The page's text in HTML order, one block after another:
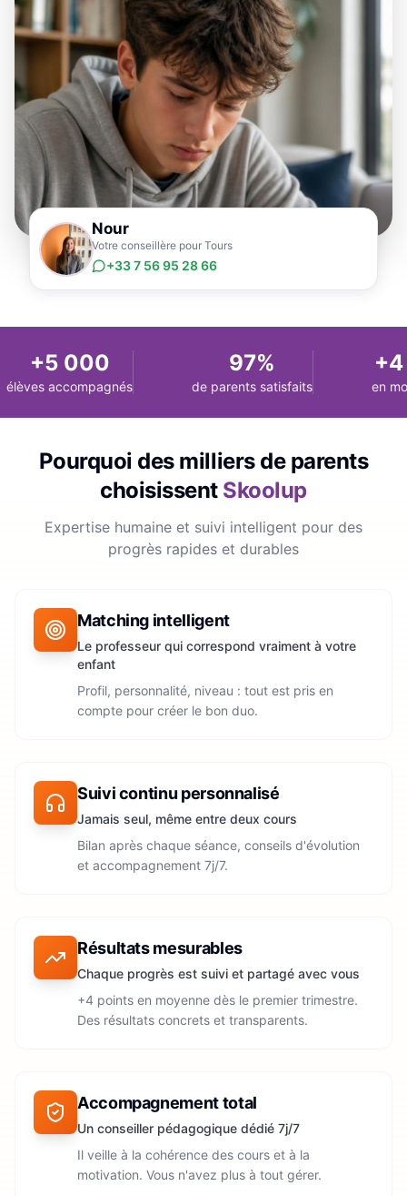
Nour
Votre conseillère pour Tours
+33 7 56 95 28 66
+5 000
accompagnés
97%
de parents satisfaits
+4
en
Pourquoi des milliers de parents
choisissent Skoolup
Expertise humaine et suivi intelligent pour des
progrès rapides et durables
Matching intelligent
Le professeur qui correspond vraiment à votre
enfant
Profil, personnalité, niveau : tout est pris en
compte pour créer le bon duo.
Suivi continu personnalisé
Jamais seul, même entre deux cours
Bilan après chaque séance, conseils d'évolution
et accompagnement 7j/7.
Résultats mesurables
Chaque progrès est suivi et partagé avec vous
+4 points en moyenne dès le premier trimestre.
Des résultats concrets et transparents.
Accompagnement total
Un conseiller pédagogique dédié 7j/7
Il veille à la cohérence des cours et à la
motivation. Vous n'avez plus à tout gérer.